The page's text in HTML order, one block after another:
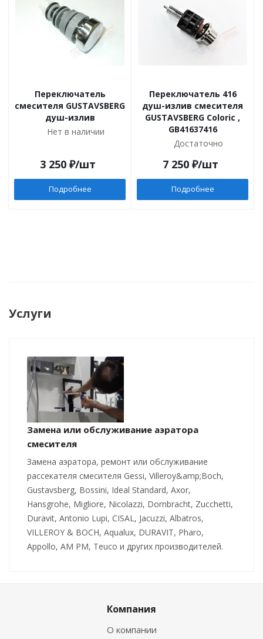
Переключатель
смесителя GUSTAVSBERG
душ-излив
Нет в наличии
3 250 ₽/шт
Подробнее
Переключатель 416
душ-излив смесителя
GUSTAVSBERG Coloric ,
GB41637416
Достаточно
7 250 ₽/шт
Подробнее
Услуги
Замена или обслуживание аэратора
смесителя
Замена аэратора, ремонт или обслуживание
рассекателя смесителя Gessi, Villeroy&amp;Boch,
Gustavsberg, Bossini, Ideal Standard, Axor,
Hansgrohe, Migliore, Nicolazzi, Dornbracht, Zucchetti,
Duravit, Antonio Lupi, CISAL, Jacuzzi, Albatros,
VILLEROY & BOCH, Aqualux, DURAVIT, Pharo,
Appollo, AM PM, Teuco и других производителей.
Компания
О компании